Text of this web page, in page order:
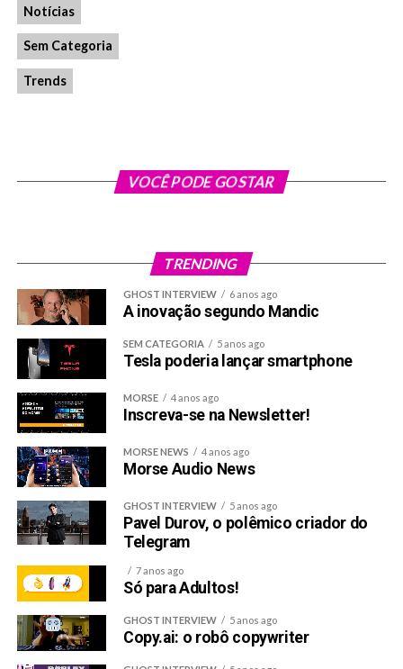
Notícias
Sem Categoria
Trends
VOCÊ PODE GOSTAR
TRENDING
GHOST INTERVIEW 6 anos ago
A inovação segundo Mandic
SEM CATEGORIA 5 anos ago
Tesla poderia lançar smartphone
MORSE 4 anos ago
Inscreva-se na Newsletter!
MORSE NEWS 4 anos ago
Morse Audio News
GHOST INTERVIEW 5 anos ago
Pavel Durov, o polêmico criador do
Telegram
7 anos ago
Só para Adultos!
GHOST INTERVIEW 5 anos ago
Copy.ai: o robô copywriter